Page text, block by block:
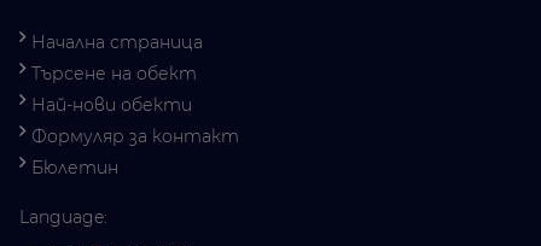
Начална страница
Търсене на обект
Най-нови обекти
Формуляр за контакт
Бюлетин
Language: